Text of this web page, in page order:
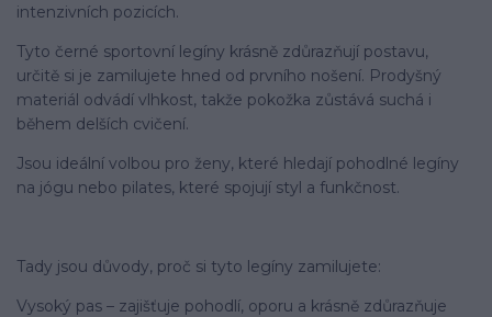
intenzivních pozicích.
Tyto černé sportovní legíny krásně zdůrazňují postavu,
určitě si je zamilujete hned od prvního nošení. Prodyšný
materiál odvádí vlhkost, takže pokožka zůstává suchá i
během delších cvičení.
Jsou ideální volbou pro ženy, které hledají pohodlné legíny
na jógu nebo pilates, které spojují styl a funkčnost.
Tady jsou důvody, proč si tyto legíny zamilujete:
Vysoký pas – zajišťuje pohodlí, oporu a krásně zdůrazňuje